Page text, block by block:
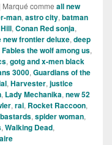
Marqué comme all new
man, astro city, batman
, Conan Red sonja,
new frontier deluxe, deep
Fables the wolf among us,
, gotg and x-men black
3000, Guardians of the
, Harvester, justice
, Lady Mechanika, new 52
, rai, Rocket Raccoon,
, spider woman,
, Walking Dead,